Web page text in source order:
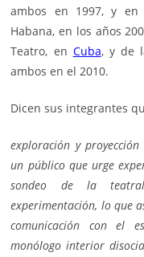
ambos en 1997, y en
Habana, en los años
Teatro, en Cuba, y de
ambos en el 2010.
Dicen sus integrantes
exploración y
un público que urge
sondeo de la
experimentación, lo que
comunicación con el
monólogo interior